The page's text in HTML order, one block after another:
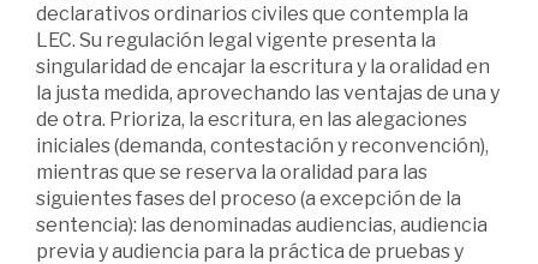
declarativos ordinarios civiles que contempla la
LEC. Su regulación legal vigente presenta la
singularidad de encajar la escritura y la oralidad en
la justa medida, aprovechando las ventajas de una y
de otra. Prioriza, la escritura, en las alegaciones
iniciales (demanda, contestación y reconvención),
mientras que se reserva la oralidad para las
siguientes fases del proceso (a excepción de la
sentencia): las denominadas audiencias, audiencia
previa y audiencia para la práctica de pruebas y